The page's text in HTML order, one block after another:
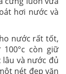
hơi nước và
nước rất tốt,
còn giữ
lâu và nước đủ
nét đẹp văn